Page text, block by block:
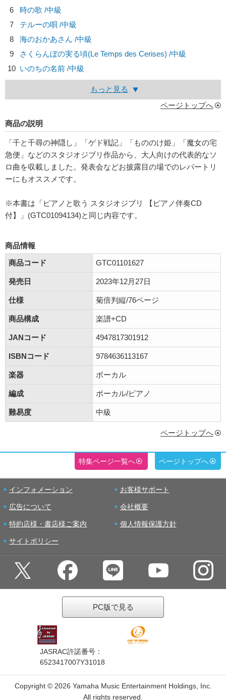
6
時の歌 /中級
7
テルーの唄 /中級
8
海のおかあさん /中級
9
さくらんぼの実る頃(Le Temps des Cerises) /中級
10 いのちの名前 /中級
もっと見る
ページトップへ
商品の説明
「千と千尋の神隠し」「ゲド戦記」「もののけ姫」「魔女の宅
急便」などのスタジオジブリ作品から、大人向けの代表的なソ
ロ曲を収載しました。発表会などお披露目の場でのレパートリ
ーにもオススメです。
※本書は「ピアノと歌う スタジオジブリ 【ピアノ伴奏CD
付】」(GTC01094134)と同じ内容です。
商品情報
商品コード
GTC01101627
発売日 2023年12月27日
仕様 菊倍判縦/76ページ
商品構成 楽譜+CD
JANコード 4947817301912
ISBNコード 9784636113167
楽器 ボーカル
編成 ボーカル/ピアノ
難易度 中級
ページトップへ
特集ページ一覧へ ページトップへ
インフォメーション お客様サポート
広告について 会社概要
特約店様・書店様ご案内 個人情報保護方針
サイトポリシー
PC版で見る
JASRAC許諾番号：
6523417007Y31018
Copyright © 2026 Yamaha Music Entertainment Holdings, Inc.
All rights reserved.